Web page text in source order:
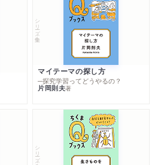
シリーズ・全集
マイテーマの探し方
─探究学習ってどうやるの？
片岡則夫著
シリーズ・全集